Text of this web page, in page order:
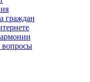
граждан
вопросы